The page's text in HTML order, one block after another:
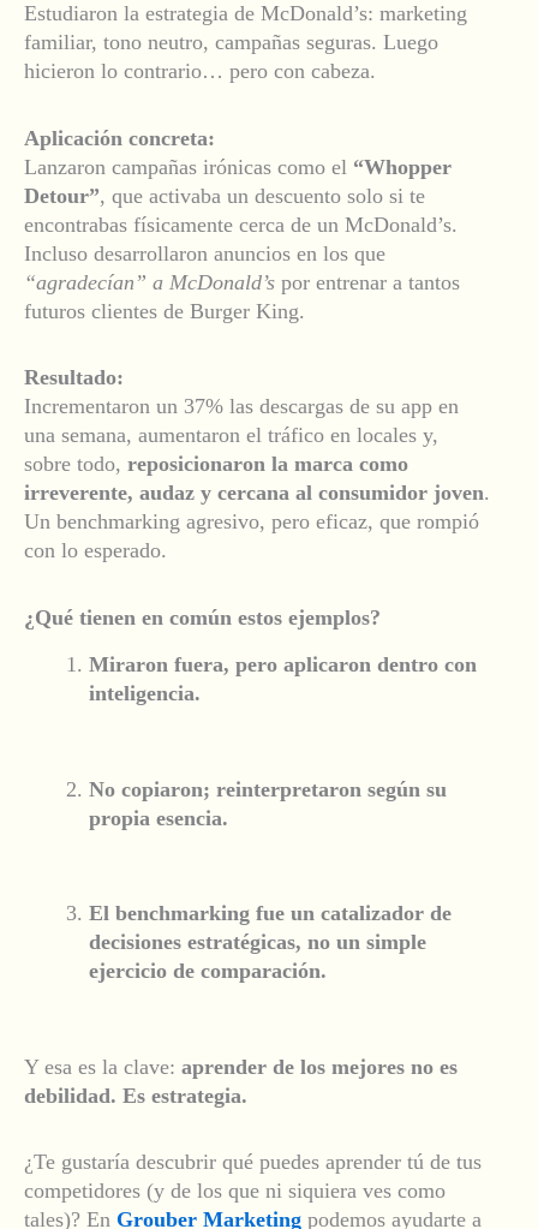
Estudiaron la estrategia de McDonald’s: marketing
familiar, tono neutro, campañas seguras. Luego
hicieron lo contrario… pero con cabeza.
Aplicación concreta:
Lanzaron campañas irónicas como el “Whopper
Detour”, que activaba un descuento solo si te
encontrabas físicamente cerca de un McDonald’s.
Incluso desarrollaron anuncios en los que
“agradecían” a McDonald’s por entrenar a tantos
futuros clientes de Burger King.
Resultado:
Incrementaron un 37% las descargas de su app en
una semana, aumentaron el tráfico en locales y,
sobre todo, reposicionaron la marca como
irreverente, audaz y cercana al consumidor joven.
Un benchmarking agresivo, pero eficaz, que rompió
con lo esperado.
¿Qué tienen en común estos ejemplos?
Miraron fuera, pero aplicaron dentro con
inteligencia.
No copiaron; reinterpretaron según su
propia esencia.
El benchmarking fue un catalizador de
decisiones estratégicas, no un simple
ejercicio de comparación.
Y esa es la clave: aprender de los mejores no es
debilidad. Es estrategia.
¿Te gustaría descubrir qué puedes aprender tú de tus
competidores (y de los que ni siquiera ves como
tales)? En Grouber Marketing podemos ayudarte a